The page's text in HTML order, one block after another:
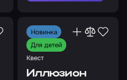
Новинка
Для детей
Квест
Иллюзион